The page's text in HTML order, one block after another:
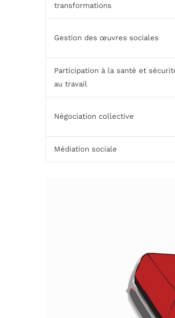
transformations
Gestion des œuvres sociales
Participation à la santé et
au travail
Négociation collective
Médiation sociale